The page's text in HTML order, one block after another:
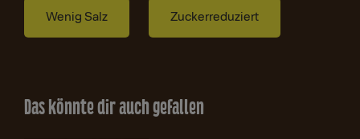
Wenig Salz Zuckerreduziert
Das könnte dir auch gefallen